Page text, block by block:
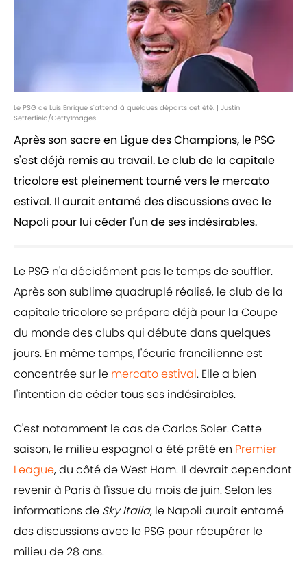
Le PSG de Luis Enrique s'attend à quelques départs cet été. | Justin
Setterfield/GettyImages
Après son sacre en Ligue des Champions, le PSG
s'est déjà remis au travail. Le club de la capitale
tricolore est pleinement tourné vers le mercato
estival. Il aurait entamé des discussions avec le
Napoli pour lui céder l'un de ses indésirables.
Le PSG n'a décidément pas le temps de souffler.
Après son sublime quadruplé réalisé, le club de la
capitale tricolore se prépare déjà pour la Coupe
du monde des clubs qui débute dans quelques
jours. En même temps, l'écurie francilienne est
concentrée sur le mercato estival. Elle a bien
l'intention de céder tous ses indésirables.
C'est notamment le cas de Carlos Soler. Cette
saison, le milieu espagnol a été prêté en Premier
League, du côté de West Ham. Il devrait cependant
revenir à Paris à l'issue du mois de juin. Selon les
informations de Sky Italia, le Napoli aurait entamé
des discussions avec le PSG pour récupérer le
milieu de 28 ans.